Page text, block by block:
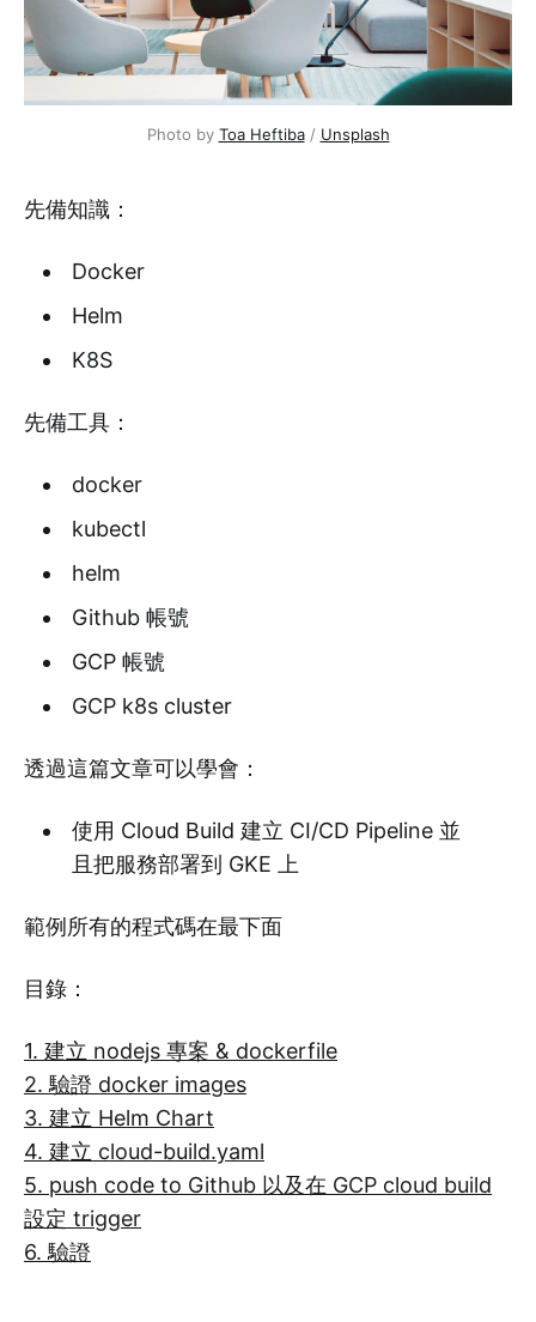
Photo by Toa Heftiba/ Unsplash
先備知識：
Docker
Helm
K8S
先備工具：
docker
kubectl
helm
Github 帳號
GCP 帳號
GCP k8s cluster
透過這篇文章可以學會：
使用 Cloud Build 建立 CI/CD Pipeline 並
且把服務部署到 GKE 上
範例所有的程式碼在最下面
目錄：
1. 建立 nodejs 專案 & dockerfile
2. 驗證 docker images
3. 建立 Helm Chart
4. 建立 cloud-build.yaml
5. push code to Github 以及在 GCP cloud build
設定 trigger
6. 驗證